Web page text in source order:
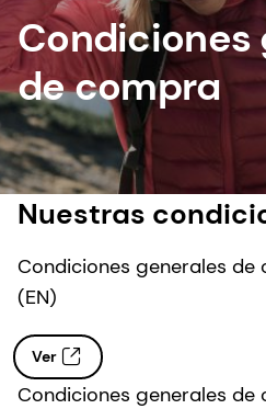
Condiciones
de compra
Nuestras
Condiciones generales de
(EN)
Ver
Condiciones generales de